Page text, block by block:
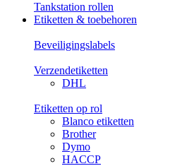
Tankstation rollen
Etiketten & toebehoren
Beveiligingslabels
Verzendetiketten
DHL
Etiketten op rol
Blanco etiketten
Brother
Dymo
HACCP